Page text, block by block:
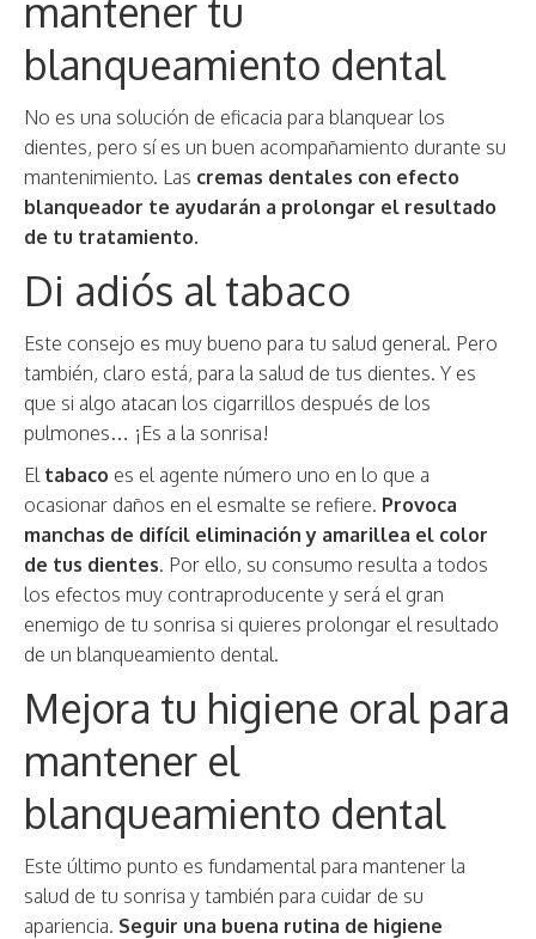
mantener tu
blanqueamiento dental
No es una solución de eficacia para blanquear los
dientes, pero sí es un buen acompañamiento durante su
mantenimiento. Las cremas dentales con efecto
blanqueador te ayudarán a prolongar el resultado
de tu tratamiento.
Di adiós al tabaco
Este consejo es muy bueno para tu salud general. Pero
también, claro está, para la salud de tus dientes. Y es
que si algo atacan los cigarrillos después de los
pulmones… ¡Es a la sonrisa!
El tabaco es el agente número uno en lo que a
ocasionar daños en el esmalte se refiere. Provoca
manchas de difícil eliminación y amarillea el color
de tus dientes. Por ello, su consumo resulta a todos
los efectos muy contraproducente y será el gran
enemigo de tu sonrisa si quieres prolongar el resultado
de un blanqueamiento dental.
Mejora tu higiene oral para
mantener el
blanqueamiento dental
Este último punto es fundamental para mantener la
salud de tu sonrisa y también para cuidar de su
apariencia. Seguir una buena rutina de higiene